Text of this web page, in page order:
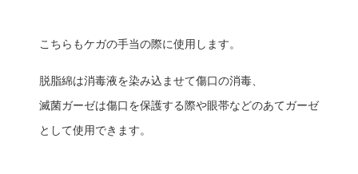
こちらもケガの手当の際に使用します。
脱脂綿は消毒液を染み込ませて傷口の消毒、
滅菌ガーゼは傷口を保護する際や眼帯などのあてガーゼ
として使用できます。